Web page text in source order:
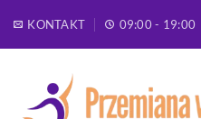
do
KONTAKT 09:00 - 19:00